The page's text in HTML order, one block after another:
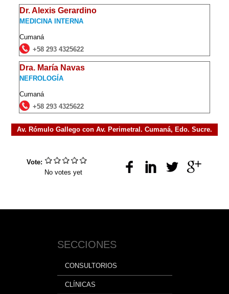
Dr. Alexis Gerardino
MEDICINA INTERNA
Cumaná
+58 293 4325622
Dra. María Navas
NEFROLOGÍA
Cumaná
+58 293 4325622
Av. Rómulo Gallego con Av. Perimetral. Cumaná, Edo. Sucre.
Vote:
No votes yet
SECCIONES
CONSULTORIOS
CLÍNICAS